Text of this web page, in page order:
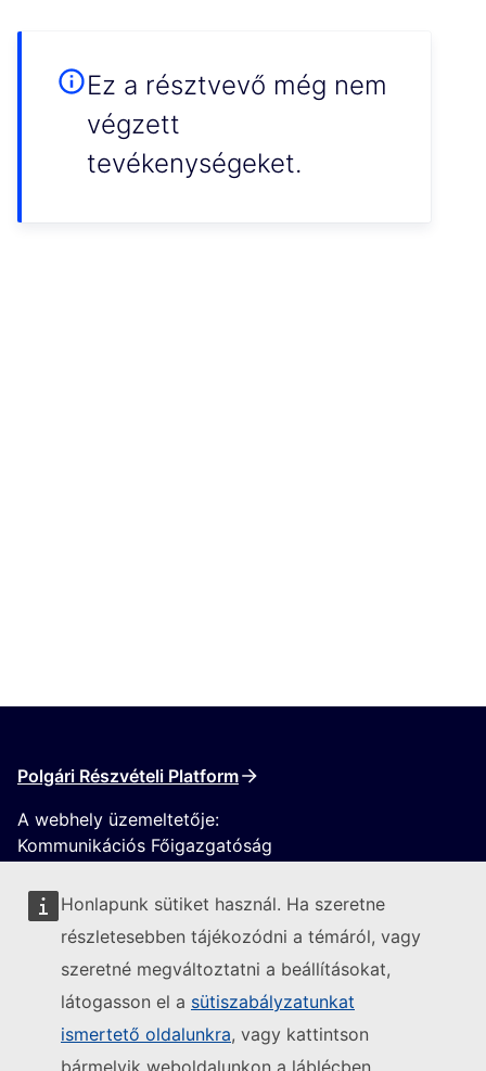
Honlapunk sütiket használ. Ha szeretne
részletesebben tájékozódni a témáról, vagy
szeretné megváltoztatni a beállításokat,
látogasson el a sütiszabályzatunkat
ismertető oldalunkra, vagy kattintson
bármelyik weboldalunkon a láblécben
Ez a résztvevő még nem
végzett
tevékenységeket.
Polgári Részvételi Platform
A webhely üzemeltetője:
Kommunikációs Főigazgatóság
Kövesse az Európai Bizottságot